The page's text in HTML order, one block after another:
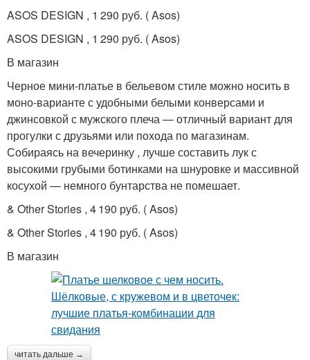
ASOS DESIGN , 1 290 руб. ( Asos)
ASOS DESIGN , 1 290 руб. ( Asos)
В магазин
Черное мини-платье в бельевом стиле можно носить в
моно-варианте с удобными белыми конверсами и
джинсовкой с мужского плеча — отличный вариант для
прогулки с друзьями или похода по магазинам.
Собираясь на вечеринку , лучше составить лук с
высокими грубыми ботинками на шнуровке и массивной
косухой — немного бунтарства не помешает.
& Other Stories , 4 190 руб. ( Asos)
& Other Stories , 4 190 руб. ( Asos)
В магазин
читать дальше →